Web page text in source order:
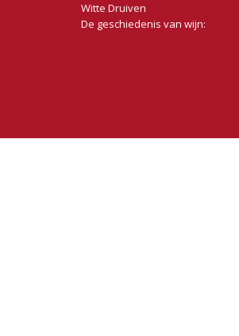
Witte Druiven
De geschiedenis van wijn: